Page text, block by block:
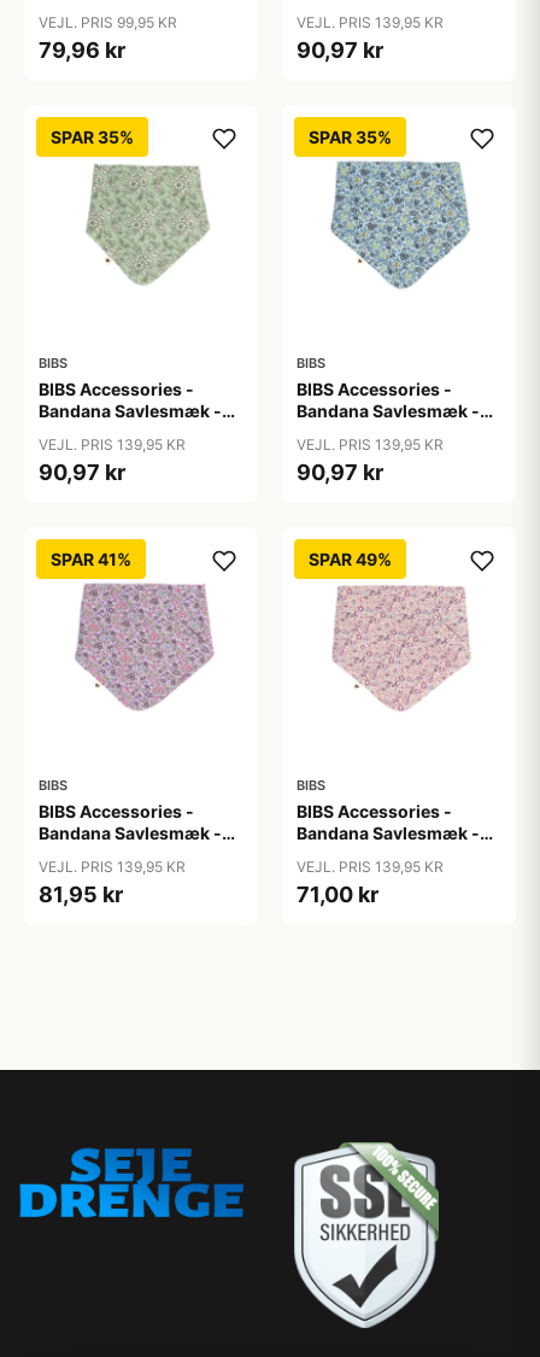
VEJL. PRIS 99,95 KR
79,96 kr
Grey
VEJL. PRIS 139,95 KR
90,97 kr
SPAR 35%
BIBS
BIBS Accessories -
Bandana Savlesmæk -
VEJL. PRIS 139,95 KR
90,97 kr
SPAR 35%
BIBS
BIBS Accessories -
Bandana Savlesmæk -
Lawn/Baby Blue
VEJL. PRIS 139,95 KR
90,97 kr
SPAR 41%
BIBS
BIBS Accessories -
Bandana Savlesmæk -
Lawn/Violet Sky
VEJL. PRIS 139,95 KR
81,95 kr
SPAR 49%
BIBS
BIBS Accessories -
Bandana Savlesmæk -
VEJL. PRIS 139,95 KR
71,00 kr